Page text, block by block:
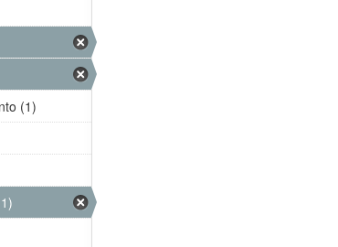
(1)